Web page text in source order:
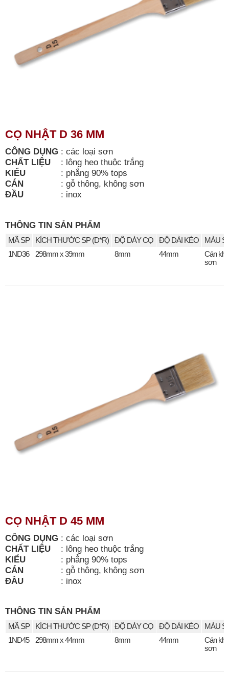
CỌ NHẬT D 36 MM
CÔNG DỤNG : các loại sơn
CHẤT LIỆU
: lông heo thuộc trắng
KIỂU
: phẳng 90% tops
CÁN
: gỗ thông, không sơn
ĐẦU
: inox
THÔNG TIN SẢN PHẨM
MÃ SP KÍCH THƯỚC SP (D*R) ĐỘ DÀY CỌ ĐỘ DÀI KÉO
MÀU
1ND36
298mm x 39mm 8mm 44mm
Cán
sơn
CỌ NHẬT D 45 MM
CÔNG DỤNG : các loại sơn
CHẤT LIỆU
: lông heo thuộc trắng
KIỂU
: phẳng 90% tops
CÁN
: gỗ thông, không sơn
ĐẦU
: inox
THÔNG TIN SẢN PHẨM
MÃ SP KÍCH THƯỚC SP (D*R) ĐỘ DÀY CỌ ĐỘ DÀI KÉO
MÀU
1ND45
298mm x 44mm 8mm 44mm
Cán
sơn